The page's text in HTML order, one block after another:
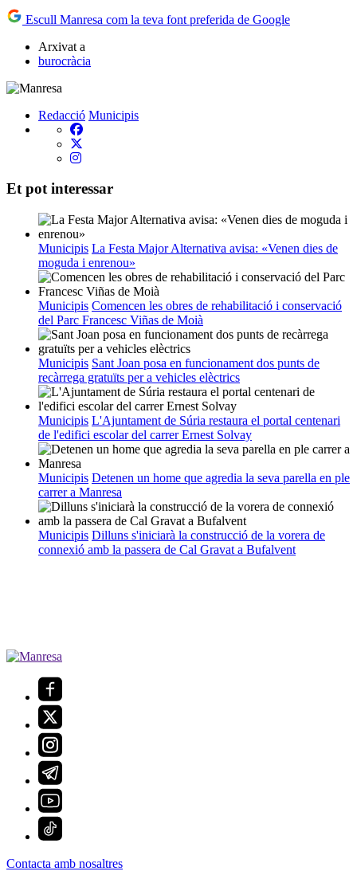
Escull Manresa com la teva font preferida de Google
Arxivat a
burocràcia
Redacció Municipis
Et pot interessar
Municipis La Festa Major Alternativa avisa: «Venen dies de
moguda i enrenou»
Municipis Comencen les obres de rehabilitació i conservació
del Parc Francesc Viñas de Moià
Municipis Sant Joan posa en funcionament dos punts de
recàrrega gratuïts per a vehicles elèctrics
Municipis L'Ajuntament de Súria restaura el portal centenari
de l'edifici escolar del carrer Ernest Solvay
Municipis Detenen un home que agredia la seva parella en ple
carrer a Manresa
Municipis Dilluns s'iniciarà la construcció de la vorera de
connexió amb la passera de Cal Gravat a Bufalvent
Contacta amb nosaltres